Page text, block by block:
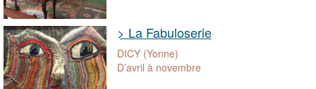
> La Fabuloserie
DICY (Yonne)
D’avril à novembre